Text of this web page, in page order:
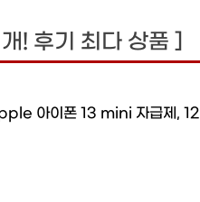
! 후기 최다 상품 ]
아이폰 13 mini 자급제,